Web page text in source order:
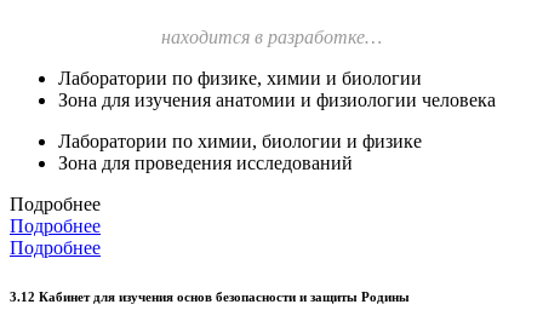
находится в разработке…
Лаборатории по физике, химии и биологии
Зона для изучения анатомии и физиологии человека
Лаборатории по химии, биологии и физике
Зона для проведения исследований
Подробнее
Подробнее
Подробнее
3.12 Кабинет для изучения основ безопасности и защиты Родины